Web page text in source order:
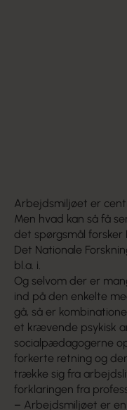
Arbejdsmiljøet er
Men hvad kan så få
det spørgsmål forsker
Det Nationale
bl.a. i.
Og selvom der er
ind på den enkelte
gå, så er
et krævende psykisk
socialpædagogerne
forkerte retning og
trække sig fra
forklaringen fra
– Arbejdsmiljøet er